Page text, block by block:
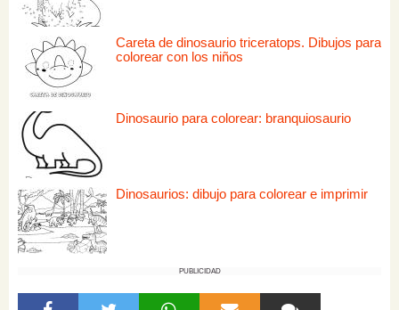
Careta de dinosaurio triceratops. Dibujos para
colorear con los niños
Dinosaurio para colorear: branquiosaurio
Dinosaurios: dibujo para colorear e imprimir
PUBLICIDAD